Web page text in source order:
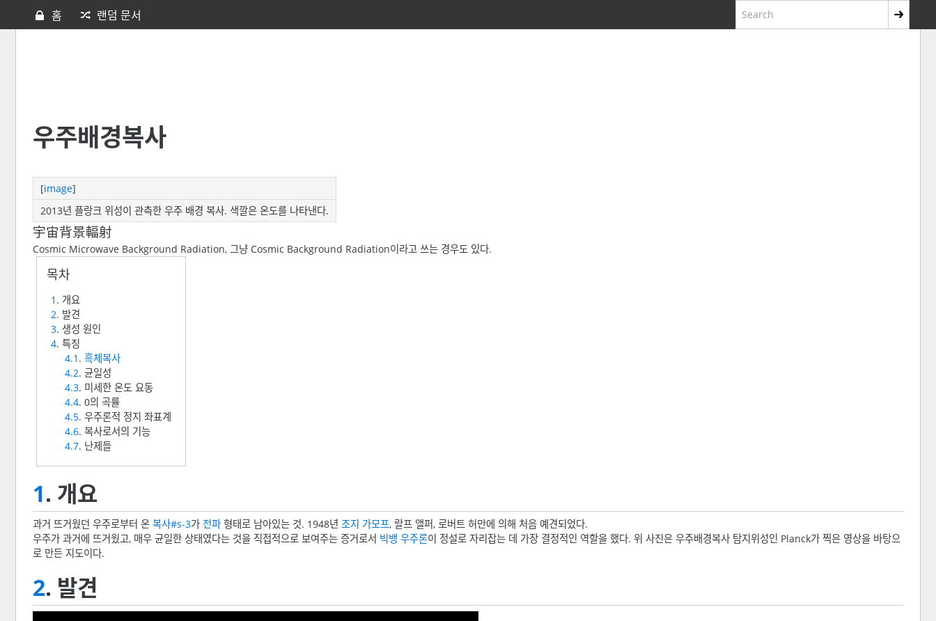
홈 랜덤 문서
우주배경복사
[image]
2013년 플랑크 위성이 관측한 우주 배경 복사. 색깔은 온도를 나타낸다.
宇宙背景輻射
Cosmic Microwave Background Radiation, 그냥 Cosmic Background Radiation이라고 쓰는 경우도 있다.
1 . 개요
2. 발견
3. 생성 원인
4. 특징
4.1 . 흑체복사
4.2. 균일성
4.3. 미세한 온도 요동
4.4. 0의 곡률
4.5. 우주론적 정지 좌표계
4.6. 복사로서의 기능
4.7. 난제들
1. 개요
과거 뜨거웠던 우주로부터 온 복사#s-3가 전파 형태로 남아있는 것. 1948년 조지 가모프, 랄프 앨퍼, 로버트 허만에 의해 처음 예견되었다.
우주가 과거에 뜨거웠고, 매우 균일한 상태였다는 것을 직접적으로 보여주는 증거로서 빅뱅 우주론이 정설로 자리잡는 데 가장 결정적인 역할을 했다. 위 사진은 우주배경복사 탐지위성인 Planck가 찍은 영상을 바탕으
로 만든 지도이다.
2. 발견